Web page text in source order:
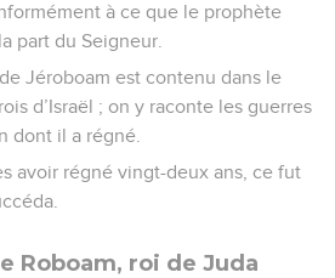
à ce que le prophète
part du Seigneur.
Jéroboam est contenu dans le
d’Israël ; on y raconte les guerres
dont il a régné.
avoir régné vingt-deux ans, ce fut
Roboam, roi de Juda